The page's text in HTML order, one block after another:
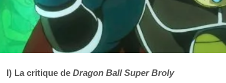
I) La critique de Dragon Ball Super Broly